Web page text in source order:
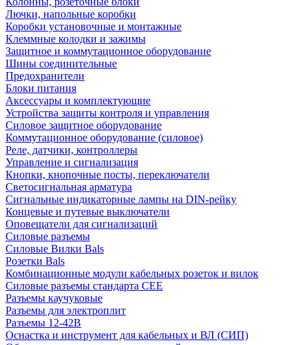
Лючки, напольные коробки
Коробки установочные и монтажные
Клеммные колодки и зажимы
Защитное и коммутационное оборудование
Шины соединительные
Предохранители
Блоки питания
Аксессуары и комплектующие
Устройства защиты контроля и управления
Силовое защитное оборудование
Коммутационное оборудование (силовое)
Реле, датчики, контроллеры
Управление и сигнализация
Кнопки, кнопочные посты, переключатели
Светосигнальная арматура
Сигнальные индикаторные лампы на DIN-рейку
Концевые и путевые выключатели
Оповещатели для сигнализаций
Силовые разъемы
Силовые Вилки Bals
Розетки Bals
Комбинационные модули кабельных розеток и вилок
Силовые разъемы стандарта CEE
Разъемы каучуковые
Разъемы для электроплит
Разъемы 12-42В
Оснастка и инструмент для кабельных и ВЛ (СИП)